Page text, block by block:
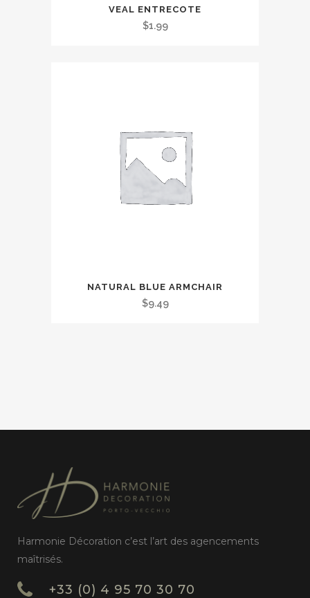
VEAL ENTRECOTE
$1.99
NATURAL BLUE ARMCHAIR
$9.49
Harmonie Décoration c’est l’art des agencements
maîtrisés.
+33 (0) 4 95 70 30 70